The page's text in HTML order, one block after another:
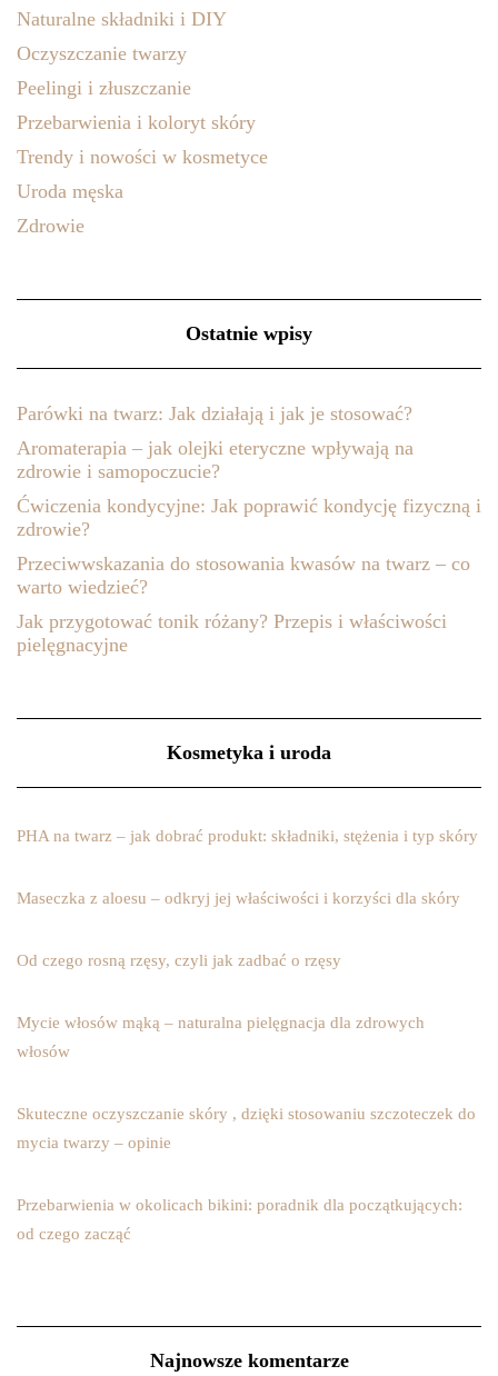
Naturalne składniki i DIY
Oczyszczanie twarzy
Peelingi i złuszczanie
Przebarwienia i koloryt skóry
Trendy i nowości w kosmetyce
Uroda męska
Zdrowie
Ostatnie wpisy
Parówki na twarz: Jak działają i jak je stosować?
Aromaterapia – jak olejki eteryczne wpływają na
zdrowie i samopoczucie?
Ćwiczenia kondycyjne: Jak poprawić kondycję fizyczną i
zdrowie?
Przeciwwskazania do stosowania kwasów na twarz – co
warto wiedzieć?
Jak przygotować tonik różany? Przepis i właściwości
pielęgnacyjne
Kosmetyka i uroda
PHA na twarz – jak dobrać produkt: składniki, stężenia i typ skóry
Maseczka z aloesu – odkryj jej właściwości i korzyści dla skóry
Od czego rosną rzęsy, czyli jak zadbać o rzęsy
Mycie włosów mąką – naturalna pielęgnacja dla zdrowych
włosów
Skuteczne oczyszczanie skóry , dzięki stosowaniu szczoteczek do
mycia twarzy – opinie
Przebarwienia w okolicach bikini: poradnik dla początkujących:
od czego zacząć
Najnowsze komentarze